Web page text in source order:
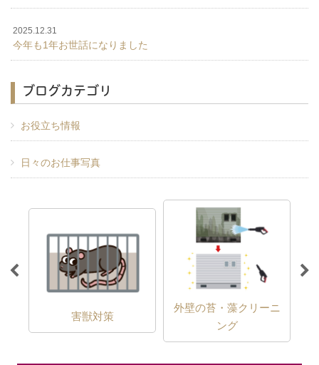
2025.12.31
今年も1年お世話になりました
ブログカテゴリ
お役立ち情報
日々のお仕事写真
害獣対策
外壁の苔・藻クリーニ
ング